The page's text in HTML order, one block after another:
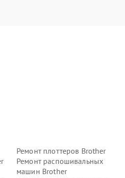
Ремонт плоттеров Brother
Ремонт распошивальных
машин Brother